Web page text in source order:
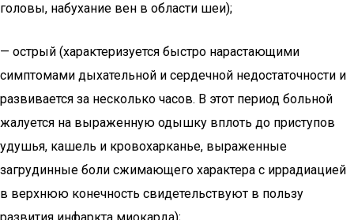
головы, набухание вен в области шеи);
— острый (характеризуется быстро нарастающими
симптомами дыхательной и сердечной недостаточности и
развивается за несколько часов. В этот период больной
жалуется на выраженную одышку вплоть до приступов
удушья, кашель и кровохарканье, выраженные
загрудинные боли сжимающего характера с иррадиацией
в верхнюю конечность свидетельствуют в пользу